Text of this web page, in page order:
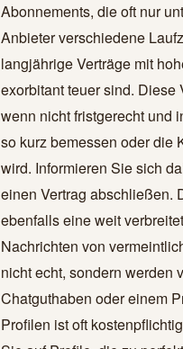
Abonnements, die oft nur
Anbieter verschiedene
langjährige Verträge mit
exorbitant teuer sind. Diese
wenn nicht fristgerecht und
so kurz bemessen oder die
wird. Informieren Sie sich
einen Vertrag abschließen.
ebenfalls eine weit
Nachrichten von
nicht echt, sondern werden
Chatguthaben oder einem
Profilen ist oft